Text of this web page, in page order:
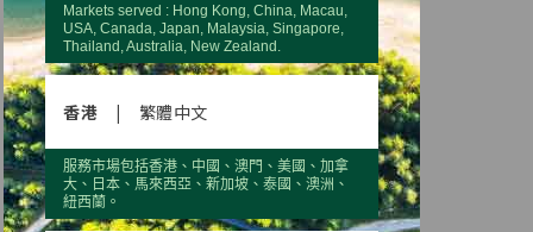
QUICK LINKS
Markets served : Hong Kong, China, Macau,
USA, Canada, Japan, Malaysia, Singapore,
Thailand, Australia, New Zealand.
香港 | 繁體中文
服務市場包括香港、中國、澳門、美國、加拿
大、日本、馬來西亞、新加坡、泰國、澳洲、
紐西蘭。